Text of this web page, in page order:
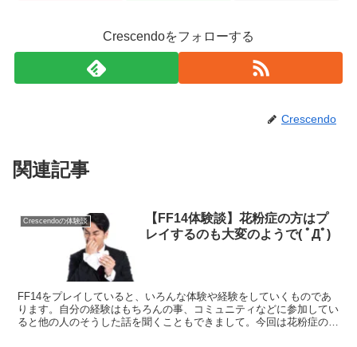
Crescendoをフォローする
Crescendo
関連記事
Crescendoの体験談
【FF14体験談】花粉症の方はプ
レイするのも大変のようで( ﾟДﾟ)
FF14をプレイしていると、いろんな体験や経験をしていくものであ
ります。自分の経験はもちろんの事、コミュニティなどに参加してい
ると他の人のそうした話を聞くこともできまして。今回は花粉症のプ